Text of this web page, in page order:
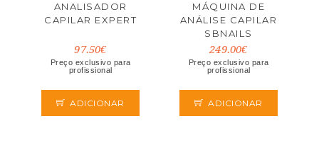
ANALISADOR
CAPILAR EXPERT
97.50€
Preço exclusivo para
profissional
ADICIONAR
MÁQUINA DE
ANÁLISE CAPILAR
SBNAILS
249.00€
Preço exclusivo para
profissional
ADICIONAR